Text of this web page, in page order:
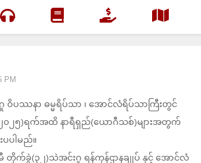
PM
ပဿနာ ဓမ္မရိပ်သာ ၊ အောင်လံရိပ်သာကြီးတွင်
၂၀၂၅)ရက်အထိ နာရီရှည်(ယောဂီသစ်)များအတွက်
ပပါမည်။
မီ တိုက်ခွဲ(၃၂)သဲအင်းဂူ ရန်ကုန်ဌာနချုပ် နှင့် အောင်လံ